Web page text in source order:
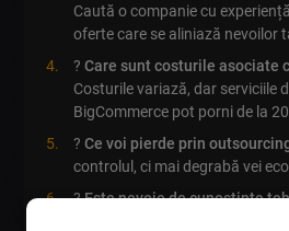
Caută o companie cu
oferte care se aliniază nevoilor
?Care sunt costurile asociate
Costurile variază, dar serviciile
BigCommerce pot porni de la
?Ce voi pierde prin
controlul, ci mai degrabă vei
?Este nevoie de cunoștințe